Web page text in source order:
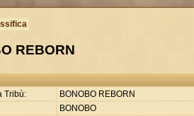
REBORN
Tribù:
BONOBO REBORN
BONOBO